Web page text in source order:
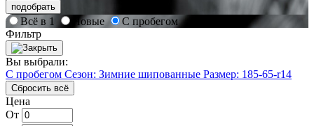
подобрать
Всё в 1 Новые
С пробегом
Фильтр
Вы выбрали:
С пробегом Сезон: Зимние шипованные Размер: 185-65-r14
Сбросить всё
Цена
От